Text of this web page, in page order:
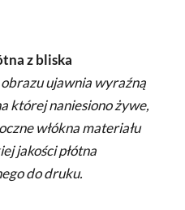
z bliska
ujawnia wyraźną
której naniesiono żywe,
włókna materiału
jakości płótna
do druku.